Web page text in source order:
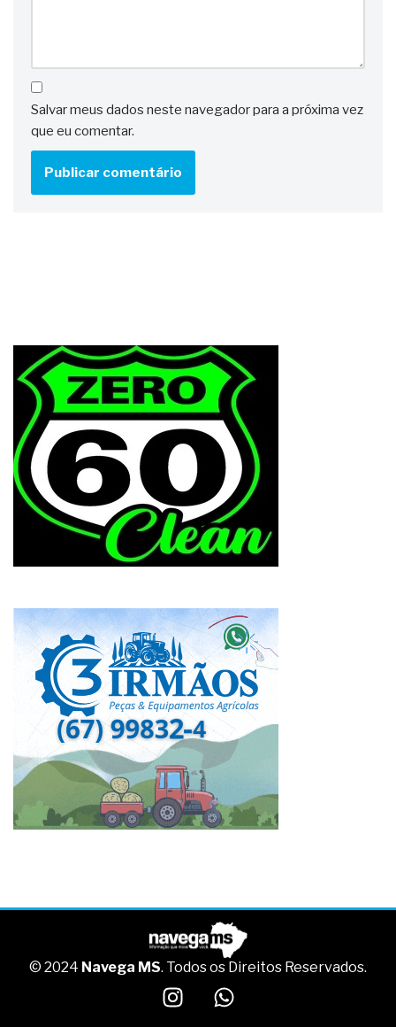
Salvar meus dados neste navegador para a próxima vez
que eu comentar.
© 2024 Navega MS. Todos os Direitos Reservados.